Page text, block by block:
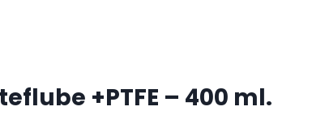
+PTFE – 400 ml.